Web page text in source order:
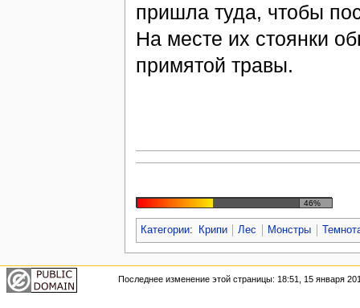
пришла туда, чтобы
На месте их стоянки
примятой травы.
46%
Категории: Крипи Лес Монстры
Последнее изменение этой страницы: 18:51, 15 января